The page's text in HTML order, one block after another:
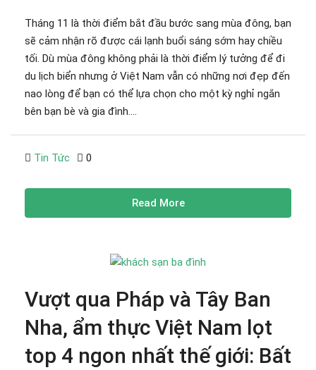
Tháng 11 là thời điểm bắt đầu bước sang mùa đông, bạn
sẽ cảm nhận rõ được cái lạnh buổi sáng sớm hay chiều
tối. Dù mùa đông không phải là thời điểm lý tưởng để đi
du lịch biển nhưng ở Việt Nam vẫn có những nơi đẹp đến
nao lòng để bạn có thể lựa chọn cho một kỳ nghỉ ngắn
bên bạn bè và gia đình....
Tin Tức 0
Read More
Vượt qua Pháp và Tây Ban
Nha, ẩm thực Việt Nam lọt
top 4 ngon nhất thế giới: Bất